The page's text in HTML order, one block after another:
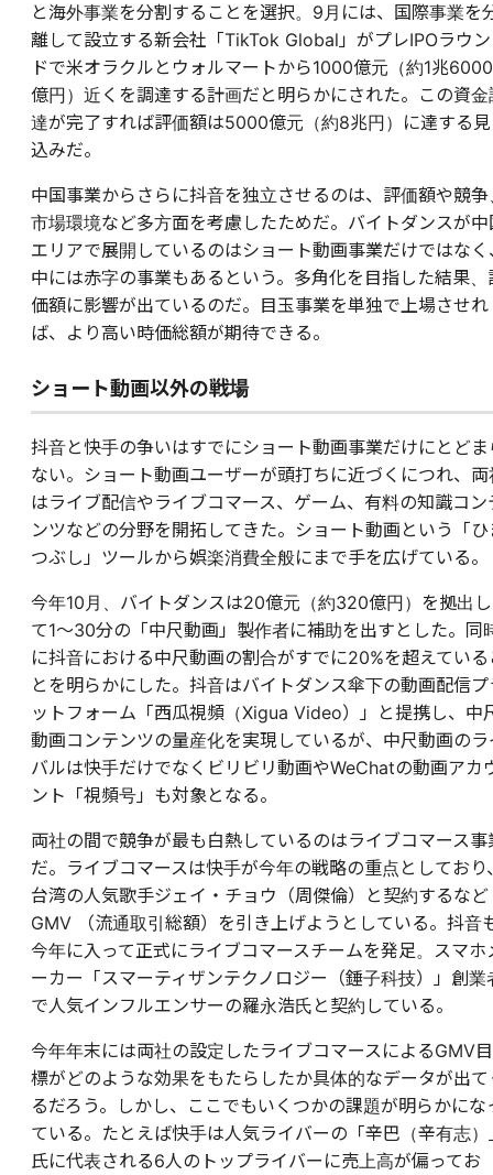
と海外事業を分割することを選択。9月には、国際事業を
離して設立する新会社「TikTok Global」がプレIPOラウン
ドで米オラクルとウォルマートから1000億元（約1兆6000
億円）近くを調達する計画だと明らかにされた。この資金
達が完了すれば評価額は5000億元（約8兆円）に達する見
込みだ。
中国事業からさらに抖音を独立させるのは、評価額や競争
市場環境など多方面を考慮したためだ。バイトダンスが中
エリアで展開しているのはショート動画事業だけではなく
中には赤字の事業もあるという。多角化を目指した結果、
価額に影響が出ているのだ。目玉事業を単独で上場させれ
ば、より高い時価総額が期待できる。
ショート動画以外の戦場
抖音と快手の争いはすでにショート動画事業だけにとどま
ない。ショート動画ユーザーが頭打ちに近づくにつれ、両
はライブ配信やライブコマース、ゲーム、有料の知識コン
ンツなどの分野を開拓してきた。ショート動画という「ひ
つぶし」ツールから娯楽消費全般にまで手を広げている。
今年10月、バイトダンスは20億元（約320億円）を拠出し
て1～30分の「中尺動画」製作者に補助を出すとした。同
に抖音における中尺動画の割合がすでに20%を超えている
とを明らかにした。抖音はバイトダンス傘下の動画配信プ
ットフォーム「西瓜視頻（Xigua Video）」と提携し、中
動画コンテンツの量産化を実現しているが、中尺動画のラ
バルは快手だけでなくビリビリ動画やWeChatの動画アカ
ント「視頻号」も対象となる。
両社の間で競争が最も白熱しているのはライブコマース事
だ。ライブコマースは快手が今年の戦略の重点としており
台湾の人気歌手ジェイ・チョウ（周傑倫）と契約するなど
GMV （流通取引総額）を引き上げようとしている。抖音
今年に入って正式にライブコマースチームを発足。スマホ
ーカー「スマーティザンテクノロジー（錘子科技）」創業
で人気インフルエンサーの羅永浩氏と契約している。
今年年末には両社の設定したライブコマースによるGMV目
標がどのような効果をもたらしたか具体的なデータが出て
るだろう。しかし、ここでもいくつかの課題が明らかにな
ている。たとえば快手は人気ライバーの「辛巴（辛有志）
氏に代表される6人のトップライバーに売上高が偏ってお